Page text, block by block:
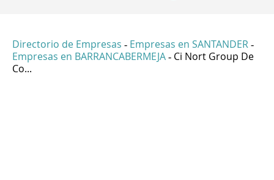
Directorio de Empresas - Empresas en SANTANDER -
Empresas en BARRANCABERMEJA - Ci Nort Group De
Co...